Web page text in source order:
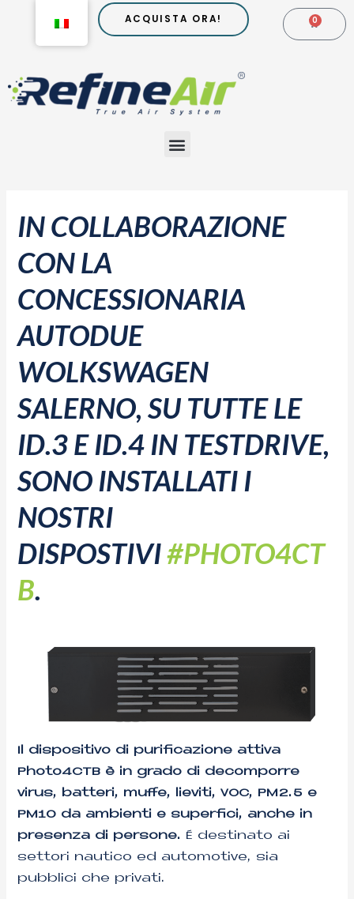
0
ACQUISTA ORA!
Menu
IN COLLABORAZIONE
CON LA
CONCESSIONARIA
AUTODUE
WOLKSWAGEN
SALERNO, SU TUTTE LE
ID.3 E ID.4 IN TESTDRIVE,
SONO INSTALLATI I
NOSTRI
DISPOSTIVI#PHOTO4CT
B.
Il dispositivo di purificazione attiva
Photo4CTB è in grado di decomporre
virus, batteri, muffe, lieviti, VOC, PM2.5 e
PM10 da ambienti e superfici, anche in
presenza di persone.
É destinato ai
settori nautico ed automotive, sia
pubblici che privati.